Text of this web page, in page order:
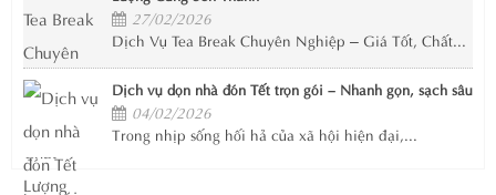
27/02/2026
Dịch Vụ Tea Break Chuyên Nghiệp – Giá Tốt, Chất...
Dịch vụ dọn nhà đón Tết trọn gói – Nhanh gọn, sạch sâu
04/02/2026
Trong nhịp sống hối hả của xã hội hiện đại,...